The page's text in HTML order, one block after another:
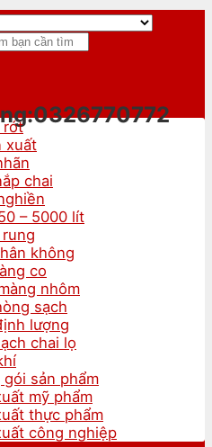
rót
xuất
chai
– 5000 lít
không
co
nhôm
sạch
lượng
chai lọ
sản phẩm
mỹ phẩm
thực phẩm
công nghiệp